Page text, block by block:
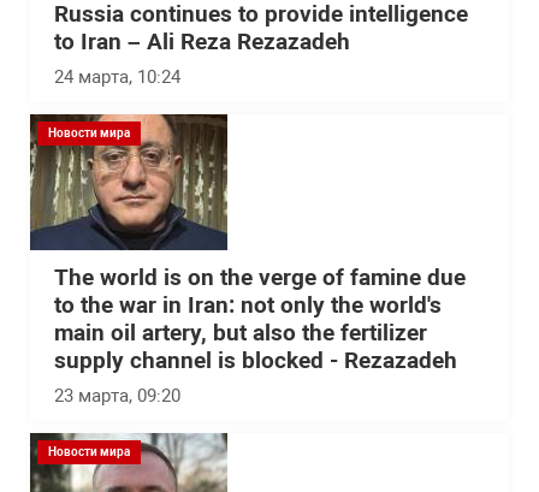
Russia continues to provide intelligence
to Iran – Ali Reza Rezazadeh
24 марта, 10:24
Новости мира
The world is on the verge of famine due
to the war in Iran: not only the world's
main oil artery, but also the fertilizer
supply channel is blocked - Rezazadeh
23 марта, 09:20
Новости мира